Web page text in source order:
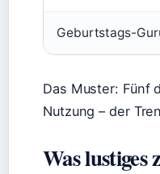
Geburtstags-
Das Muster: Fünf
Nutzung – der
Was